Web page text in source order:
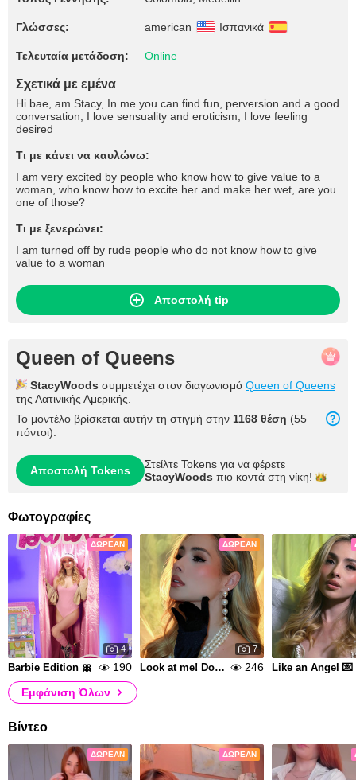
Γλώσσες: american Ισπανικά
Τελευταία μετάδοση: Online
Σχετικά με εμένα
Hi bae, am Stacy, In me you can find fun, perversion and a good
conversation, I love sensuality and eroticism, I love feeling
desired
Τι με κάνει να καυλώνω:
I am very excited by people who know how to give value to a
woman, who know how to excite her and make her wet, are you
one of those?
Τι με ξενερώνει:
I am turned off by rude people who do not know how to give
value to a woman
Αποστολή tip
Queen of Queens
StacyWoods συμμετέχει στον διαγωνισμό Queen of Queens
της Λατινικής Αμερικής.
Το μοντέλο βρίσκεται αυτήν τη στιγμή στην 1168 θέση (55
πόντοι).
Αποστολή Tokens
Στείλτε Tokens για να φέρετε
StacyWoods πιο κοντά στη νίκη!
Φωτογραφίες
ΔΩΡΕΆΝ
4
Barbie Edition 🎀 190
ΔΩΡΕΆΝ
7
Look at me! Don't stop doing it💥 246 Like an Angel 💌
Εμφάνιση Όλων
Βίντεο
ΔΩΡΕΆΝ ΔΩΡΕΆΝ